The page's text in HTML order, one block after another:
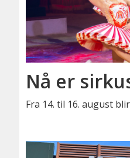
Nå er
Fra 14. til 16. august